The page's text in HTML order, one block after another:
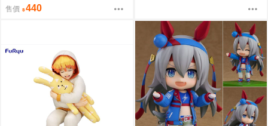
滅之刃 竈門炭治郎 再版 免訂金
售價 440